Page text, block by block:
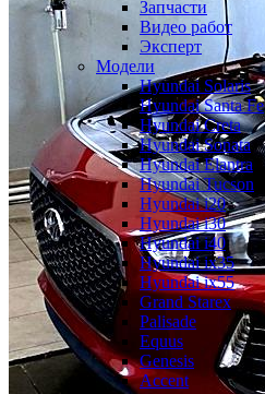
Запчасти
Видео работ
Эксперт
Модели
Hyundai Solaris
Hyundai Santa Fe
Hyundai Creta
Hyundai Sonata
Hyundai Elantra
Hyundai Tucson
Hyundai i20
Hyundai i30
Hyundai i40
Hyundai ix35
Hyundai ix55
Grand Starex
Palisade
Equus
Genesis
Accent